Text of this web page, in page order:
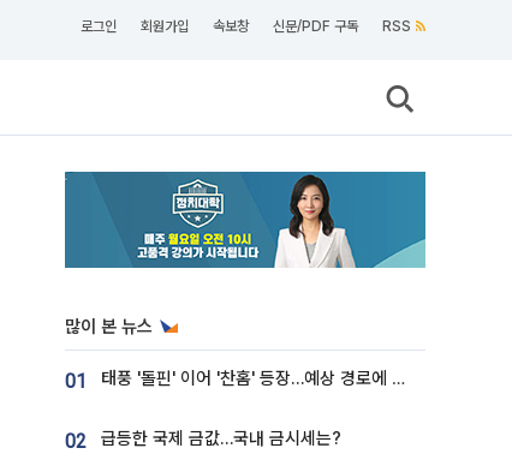
로그인 회원가입 속보창 신문/PDF 구독 RSS
많이 본 뉴스
01 태풍 '돌핀' 이어 '찬홈' 등장…예상 경로에 한국 '한숨'
02 급등한 국제 금값…국내 금시세는?